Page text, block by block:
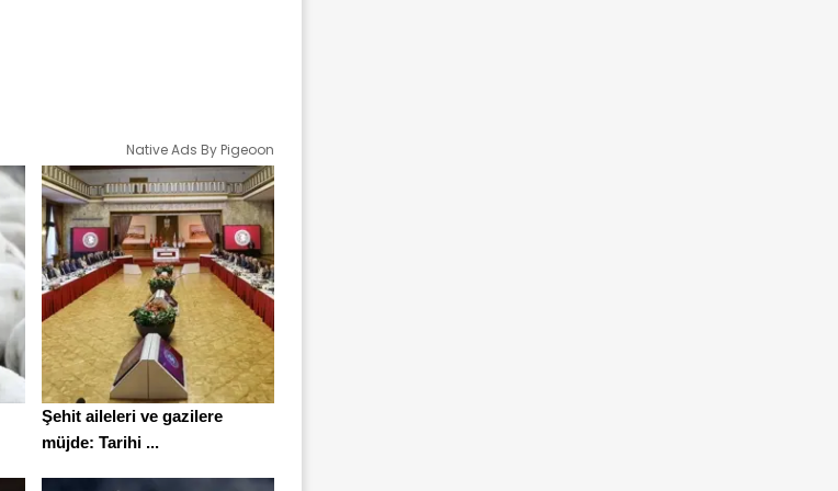
Native Ads By Pigeoon
Şehit aileleri ve gazilere
müjde: Tarihi ...